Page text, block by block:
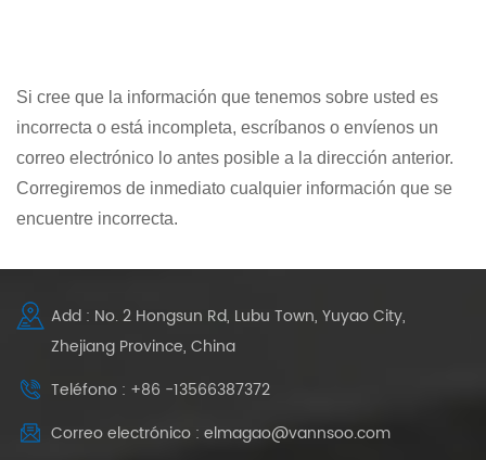
Si cree que la información que tenemos sobre usted es
incorrecta o está incompleta, escríbanos o envíenos un
correo electrónico lo antes posible a la dirección anterior.
Corregiremos de inmediato cualquier información que se
encuentre incorrecta.
Add : No. 2 Hongsun Rd, Lubu Town, Yuyao City,
Zhejiang Province, China
Teléfono : +86 -13566387372
Correo electrónico : elmagao@vannsoo.com